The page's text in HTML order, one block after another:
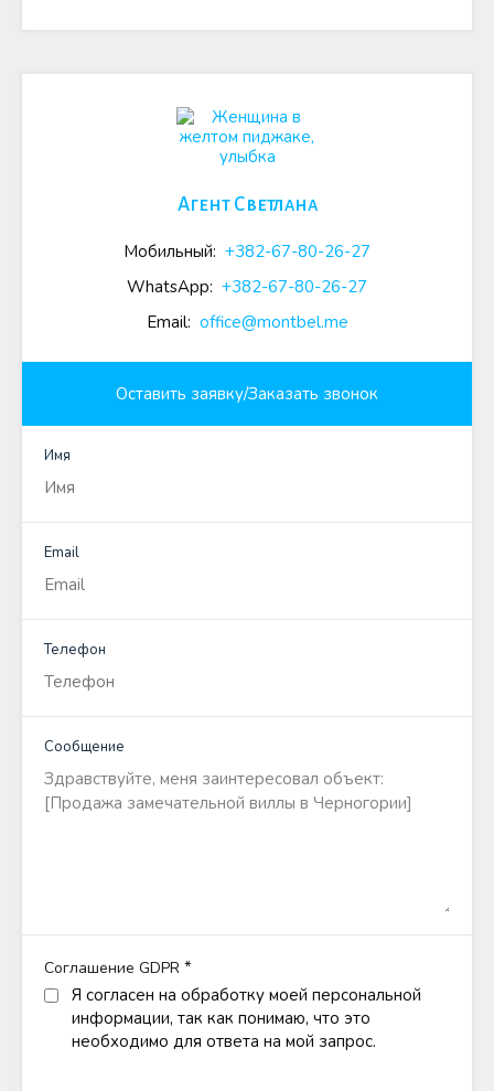
Агент Светлана
Мобильный: +382-67-80-26-27
WhatsApp: +382-67-80-26-27
Email: office@montbel.me
Оставить заявку/Заказать звонок
Имя
Email
Телефон
Сообщение
Соглашение GDPR *
Я согласен на обработку моей персональной
информации, так как понимаю, что это
необходимо для ответа на мой запрос.